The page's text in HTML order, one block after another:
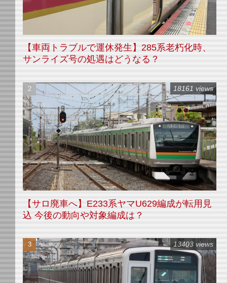
【車両トラブルで運休発生】285系老朽化時、
サンライズ号の処遇はどうなる？
【サロ廃車へ】E233系ヤマU629編成が転用見
込 今後の動向や対象編成は？
18161 views
13403 views